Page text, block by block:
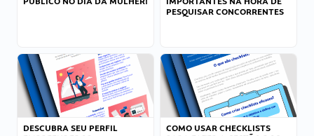
PESQUISAR CONCORRENTES
DESCUBRA SEU PERFIL
COMO USAR CHECKLISTS